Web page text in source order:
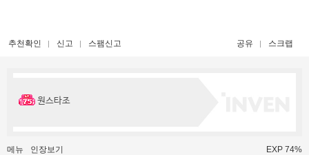
추천확인 신고 스팸신고 공유 스크랩
원스타조
메뉴 인장보기 EXP 74%